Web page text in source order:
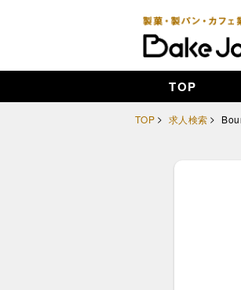
TOP
TOP 求人検索